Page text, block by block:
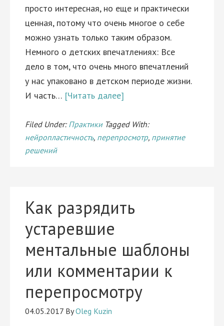
просто интересная, но еще и практически
ценная, потому что очень многое о себе
можно узнать только таким образом.
Немного о детских впечатлениях: Все
дело в том, что очень много впечатлений
у нас упаковано в детском периоде жизни.
И часть… [Читать далее]
Filed Under: Практики Tagged With:
нейропластичность, перепросмотр, принятие
решений
Как разрядить
устаревшие
ментальные шаблоны
или комментарии к
перепросмотру
04.05.2017 ByOleg Kuzin